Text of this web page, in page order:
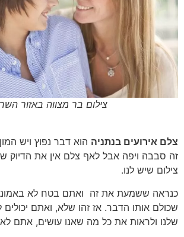
צילום בר מצווה באזור
צלם אירועים בנתניה הוא דבר נפוץ ויש המון
זה סבבה ויפה אבל לאף צלם אין את הדיוק
צילום שיש לנו.
כנראה ששמעת את זה ואתם בטח לא
שכולם אותו הדבר. אז זהו שלא, ואתם יכולים
שלנו ולראות את כל מה שאנו עושים, אתם לא